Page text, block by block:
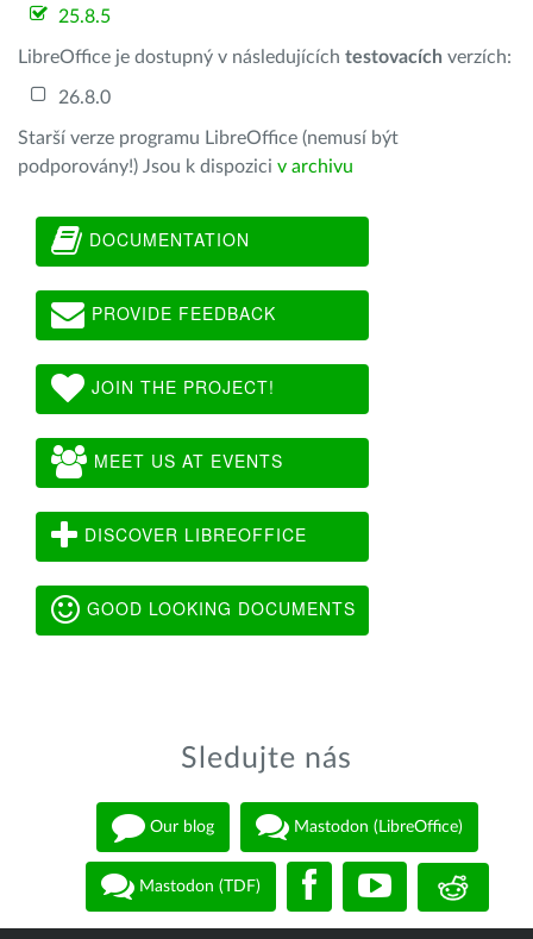
25.8.5
LibreOffice je dostupný v následujících testovacích verzích:
26.8.0
Starší verze programu LibreOffice (nemusí být
podporovány!) Jsou k dispozici v archivu
DOCUMENTATION
PROVIDE FEEDBACK
JOIN THE PROJECT!
MEET US AT EVENTS
DISCOVER LIBREOFFICE
GOOD LOOKING DOCUMENTS
Sledujte nás
Our blog Mastodon (LibreOffice)
Mastodon (TDF)